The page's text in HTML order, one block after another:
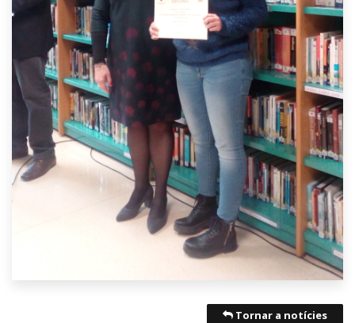
Tornar a notícies